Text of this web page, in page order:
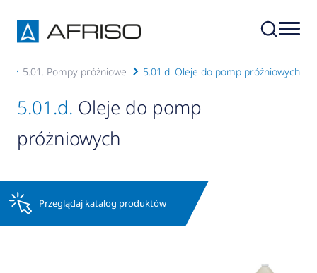
5.01. Pompy próżniowe 5.01.d. Oleje do pomp próżniowych
5.01.d. Oleje do pomp
próżniowych
Przeglądaj katalog produktów